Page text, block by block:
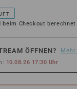
beim Checkout berechnet
ÖFFNEN?
10.08.26 17:30 Uhr